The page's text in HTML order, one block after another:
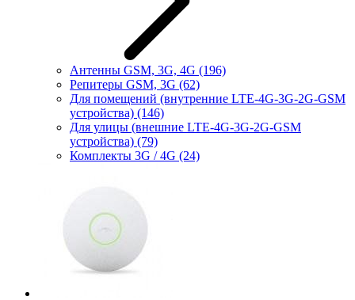
Антенны GSM, 3G, 4G (196)
Репитеры GSM, 3G (62)
Для помещений (внутренние LTE-4G-3G-2G-GSM
устройства) (146)
Для улицы (внешние LTE-4G-3G-2G-GSM
устройства) (79)
Комплекты 3G / 4G (24)